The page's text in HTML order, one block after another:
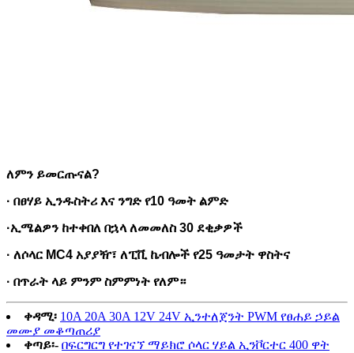
ለምን ይመርጡናል?
· በፀሃይ ኢንዱስትሪ እና ንግድ የ10 ዓመት ልምድ
·ኢሜልዎን ከተቀበለ በኋላ ለመመለስ 30 ደቂቃዎች
· ለሶላር MC4 አያያዥ፣ ለፒቪ ኬብሎች የ25 ዓመታት ዋስትና
· በጥራት ላይ ምንም ስምምነት የለም።
ቀዳሚ፡ 10A 20A 30A 12V 24V ኢንተለጀንት PWM የፀሐይ ኃይል
መሙያ መቆጣጠሪያ
ቀጣይ፡- በፍርግርግ የተገናኘ ማይክሮ ሶላር ሃይል ኢንቮርተር 400 ዋት